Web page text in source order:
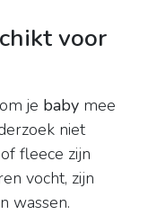
voor
je baby mee
niet
fleece zijn
vocht, zijn
wassen.